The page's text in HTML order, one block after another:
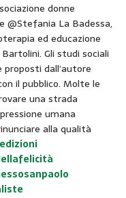
donne
@Stefania La Badessa,
ed educazione
Gli studi sociali
dall’autore
il pubblico. Molte le
una strada
umana
alla qualità